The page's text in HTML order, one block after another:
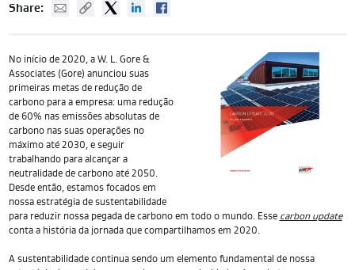
Share: Mail Copy URLTwitterLinked In
No início de 2020, a W. L. Gore &
Associates (Gore) anunciou suas
primeiras metas de redução de
carbono para a empresa: uma redução
de 60% nas emissões absolutas de
carbono nas suas operações no
máximo até 2030, e seguir
trabalhando para alcançar a
neutralidade de carbono até 2050.
Desde então, estamos focados em
nossa estratégia de sustentabilidade
para reduzir nossa pegada de carbono em todo o mundo. Esse carbon update
conta a história da jornada que compartilhamos em 2020.
A sustentabilidade continua sendo um elemento fundamental de nossa